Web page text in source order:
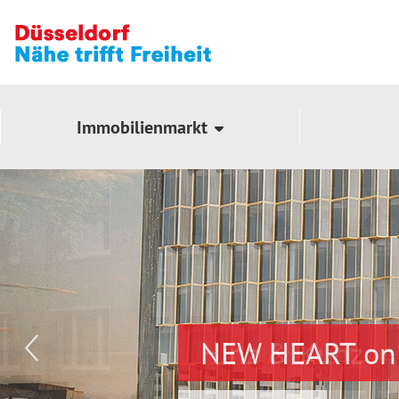
Immobilienmarkt
NEW HEART
Hinz & Kunz